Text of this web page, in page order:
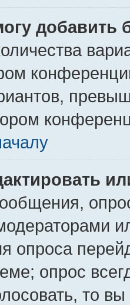
добавить
опроса
опрос
то